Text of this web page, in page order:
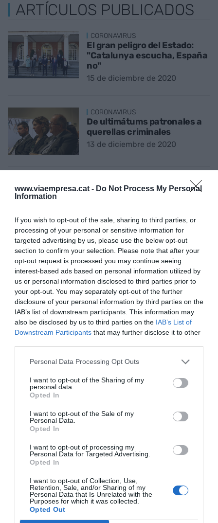
www.viaempresa.cat - Do Not Process My Personal
Information
If you wish to opt-out of the sale, sharing to third parties, or
processing of your personal or sensitive information for
targeted advertising by us, please use the below opt-out
section to confirm your selection. Please note that after your
opt-out request is processed you may continue seeing
interest-based ads based on personal information utilized by
us or personal information disclosed to third parties prior to
your opt-out. You may separately opt-out of the further
disclosure of your personal information by third parties on the
IAB’s list of downstream participants. This information may
also be disclosed by us to third parties on the IAB’s List of
Downstream Participants that may further disclose it to other
Personal Data Processing Opt Outs
I want to opt-out of the Sharing of my
personal data.
Opted In
I want to opt-out of the Sale of my
Personal Data.
Opted In
I want to opt-out of processing my
Personal Data for Targeted Advertising.
Opted In
I want to opt-out of Collection, Use,
Retention, Sale, and/or Sharing of my
Personal Data that Is Unrelated with the
Purposes for which it was collected.
Opted Out
ARTÍCULOS PUBLICADOS
CORONAVIRUS
El gran peligro del Estado:
"Catalunya escucha, España
no"
15 de diciembre de 2020
CORONAVIRUS
De ultimátums patronales a
querellas criminales
13 de diciembre de 2020
¿Descentralización o
10 de diciembre de 2020
A PIE DE PÁGINA
Crónica de un decreto
fracasado (y otras batallas
políticas)
6 de diciembre de 2020
CORONAVIRUS
Borrós: "Nuestra vacuna es
temperaturas"
5 de diciembre de 2020
CORONAVIRUS
La catapulta de Catalunya
comercio electrónico
4 de diciembre de 2020
Anterior 1 … 6 7 8 9 10